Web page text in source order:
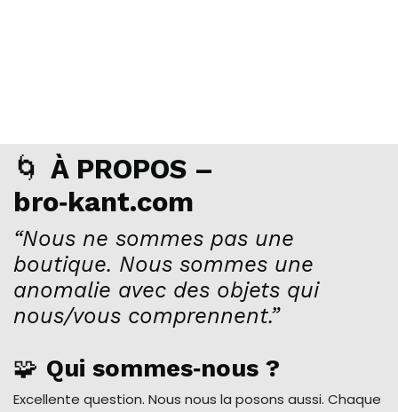
🌀 À PROPOS –
bro‑kant.com
“Nous ne sommes pas une
boutique. Nous sommes une
anomalie avec des objets qui
nous/vous comprennent.”
🧩 Qui sommes‑nous ?
Excellente question. Nous nous la posons aussi. Chaque